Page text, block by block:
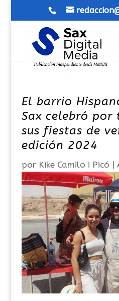
El barrio
Sax celebró
sus fiestas de
edición 2024
por Kike Camilo i Picó |